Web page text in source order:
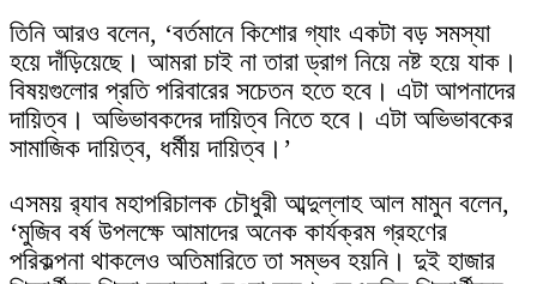
তিনি আরও বলেন, ‘বর্তমানে কিশোর গ্যাং একটা বড় সমস্যা
হয়ে দাঁড়িয়েছে। আমরা চাই না তারা ড্রাগ নিয়ে নষ্ট হয়ে যাক।
বিষয়গুলোর প্রতি পরিবারের সচেতন হতে হবে। এটা আপনাদের
দায়িত্ব। অভিভাবকদের দায়িত্ব নিতে হবে। এটা অভিভাবকের
সামাজিক দায়িত্ব, ধর্মীয় দায়িত্ব।’
এসময় র‌্যাব মহাপরিচালক চৌধুরী আব্দুল্লাহ আল মামুন বলেন,
‘মুজিব বর্ষ উপলক্ষে আমাদের অনেক কার্যক্রম গ্রহণের
পরিকল্পনা থাকলেও অতিমারিতে তা সম্ভব হয়নি। দুই হাজার